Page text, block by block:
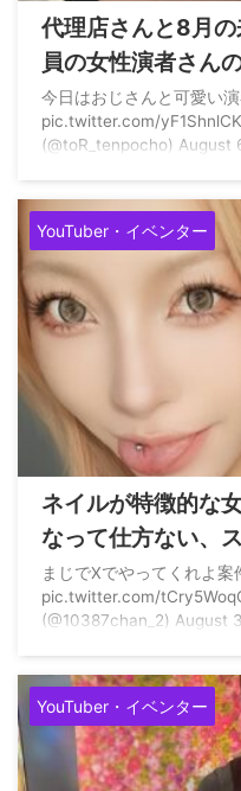
代理店さんと8月
員の女性演者さん
今日はおじさんと可愛い
pic.twitter.com/
(@toR_tenpocho) August
YouTuber・イベンター
ネイルが特徴的な
なって仕方ない、
スタで言われてしま
まじでXでやってくれよ案
pic.twitter.com/
(@10387chan_2) August
YouTuber・イベンター